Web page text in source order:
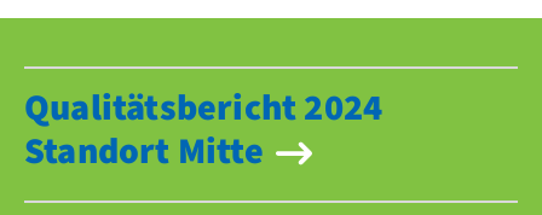
Qualitätsbericht 2024
Standort Mitte